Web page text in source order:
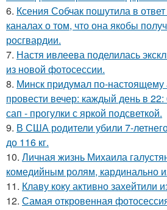
6. Ксения Собчак пошутила в
каналах о том, что она якобы
росгвардии.
7. Настя ивлеева поделилась
из новой фотосессии.
8. Минск придумал по-
провести вечер: каждый день в
сап - прогулки с яркой подсветкой.
9. В США родители убили 7-
до 116 кг.
10. Личная жизнь Михаила
комедийным ролям, кардинально
11. Клаву коку активно захейтили
12. Самая откровенная